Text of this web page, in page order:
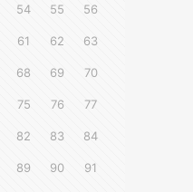
54 55 56
61 62 63
68 69 70
75 76 77
82 83 84
89 90 91